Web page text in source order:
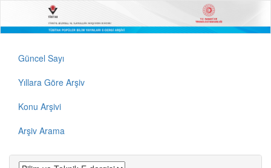
Güncel Sayı
Yıllara Göre Arşiv
Konu Arşivi
Arşiv Arama